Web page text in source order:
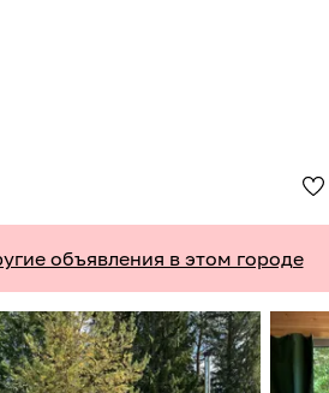
объявления в этом городе